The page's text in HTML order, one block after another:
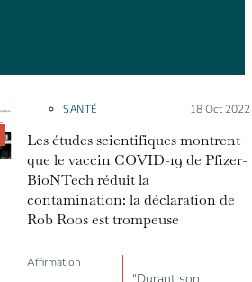
SANTÉ Posté le :
18 Oct 2022
Les études scientifiques montrent
que le vaccin COVID-19 de Pfizer-
BioNTech réduit la
contamination: la déclaration de
Rob Roos est trompeuse
Affirmation :
"Durant son